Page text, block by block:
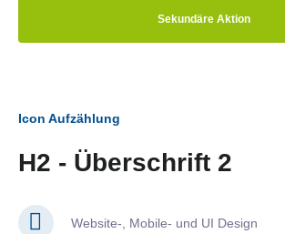
Sekundäre Aktion
Icon Aufzählung
H2 - Überschrift 2
Website-, Mobile- und UI Design